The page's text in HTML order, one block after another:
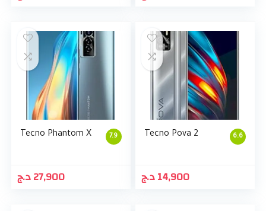
7.9
Tecno Phantom X
27,900د.ج
6.6
Tecno Pova 2
14,900د.ج